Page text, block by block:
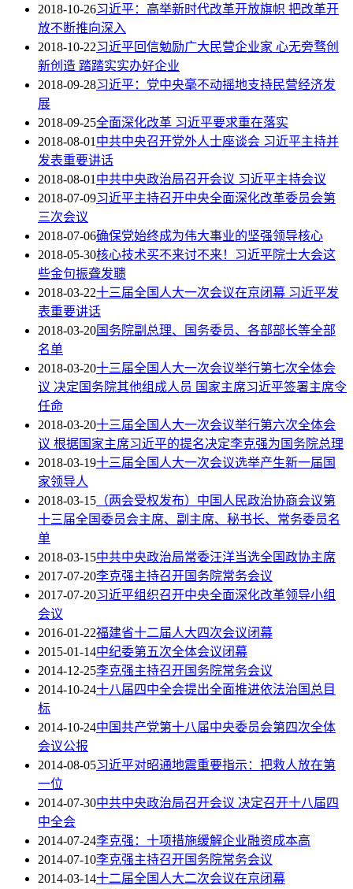
2018-10-26习近平：高举新时代改革开放旗帜 把改革开
放不断推向深入
2018-10-22习近平回信勉励广大民营企业家 心无旁骛创
新创造 踏踏实实办好企业
2018-09-28习近平：党中央毫不动摇地支持民营经济发
展
2018-09-25全面深化改革 习近平要求重在落实
2018-08-01中共中央召开党外人士座谈会 习近平主持并
发表重要讲话
2018-08-01中共中央政治局召开会议 习近平主持会议
2018-07-09习近平主持召开中央全面深化改革委员会第
三次会议
2018-07-06确保党始终成为伟大事业的坚强领导核心
2018-05-30核心技术买不来讨不来！习近平院士大会这
些金句振聋发聩
2018-03-22十三届全国人大一次会议在京闭幕 习近平发
表重要讲话
2018-03-20国务院副总理、国务委员、各部部长等全部
名单
2018-03-20十三届全国人大一次会议举行第七次全体会
议 决定国务院其他组成人员 国家主席习近平签署主席令
任命
2018-03-20十三届全国人大一次会议举行第六次全体会
议 根据国家主席习近平的提名决定李克强为国务院总理
2018-03-19十三届全国人大一次会议选举产生新一届国
家领导人
2018-03-15 （两会受权发布）中国人民政治协商会议第
十三届全国委员会主席、副主席、秘书长、常务委员名
单
2018-03-15中共中央政治局常委汪洋当选全国政协主席
2017-07-20李克强主持召开国务院常务会议
2017-07-20习近平组织召开中央全面深化改革领导小组
会议
2016-01-22福建省十二届人大四次会议闭幕
2015-01-14中纪委第五次全体会议闭幕
2014-12-25李克强主持召开国务院常务会议
2014-10-24十八届四中全会提出全面推进依法治国总目
标
2014-10-24中国共产党第十八届中央委员会第四次全体
会议公报
2014-08-05习近平对昭通地震重要指示：把救人放在第
一位
2014-07-30中共中央政治局召开会议 决定召开十八届四
中全会
2014-07-24李克强：十项措施缓解企业融资成本高
2014-07-10李克强主持召开国务院常务会议
2014-03-14十二届全国人大二次会议在京闭幕